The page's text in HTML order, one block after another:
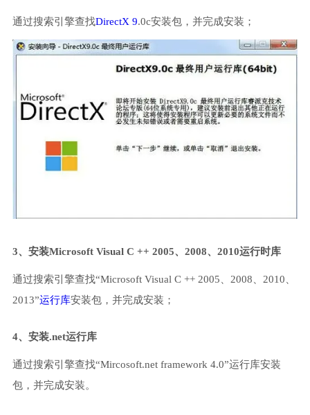
通过搜索引擎查找DirectX 9.0c安装包，并完成安装；
3、安装Microsoft Visual C ++ 2005、2008、2010运行时库
通过搜索引擎查找“Microsoft Visual C ++ 2005、2008、2010、
2013”运行库安装包，并完成安装；
4、安装.net运行库
通过搜索引擎查找“Mircosoft.net framework 4.0”运行库安装
包，并完成安装。